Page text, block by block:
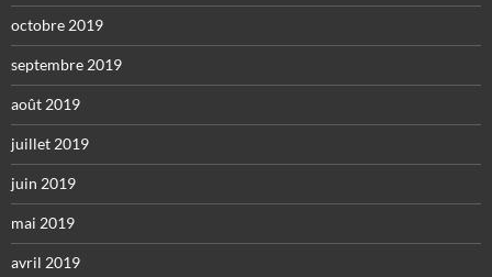
octobre 2019
septembre 2019
août 2019
juillet 2019
juin 2019
mai 2019
avril 2019